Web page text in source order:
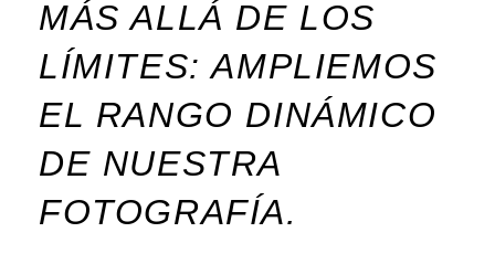
MÁS ALLÁ DE LOS
LÍMITES: AMPLIEMOS
EL RANGO DINÁMICO
DE NUESTRA
FOTOGRAFÍA.